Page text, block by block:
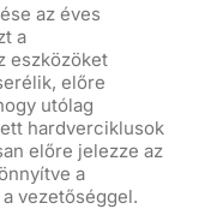
az éves
a
eszközöket
előre
utólag
hardverciklusok
előre jelezze az
a
vezetőséggel.